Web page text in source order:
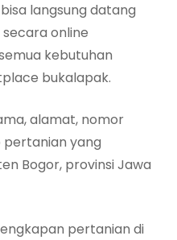
langsung datang
online
kebutuhan
bukalapak.
alamat, nomor
yang
Bogor, provinsi Jawa
pertanian di